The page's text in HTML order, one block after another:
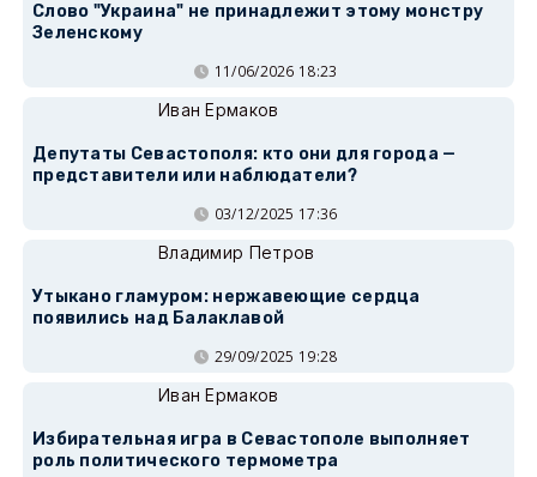
Слово "Украина" не принадлежит этому монстру
Зеленскому
11/06/2026 18:23
Иван Ермаков
Депутаты Севастополя: кто они для города —
представители или наблюдатели?
03/12/2025 17:36
Владимир Петров
Утыкано гламуром: нержавеющие сердца
появились над Балаклавой
29/09/2025 19:28
Иван Ермаков
Избирательная игра в Севастополе выполняет
роль политического термометра